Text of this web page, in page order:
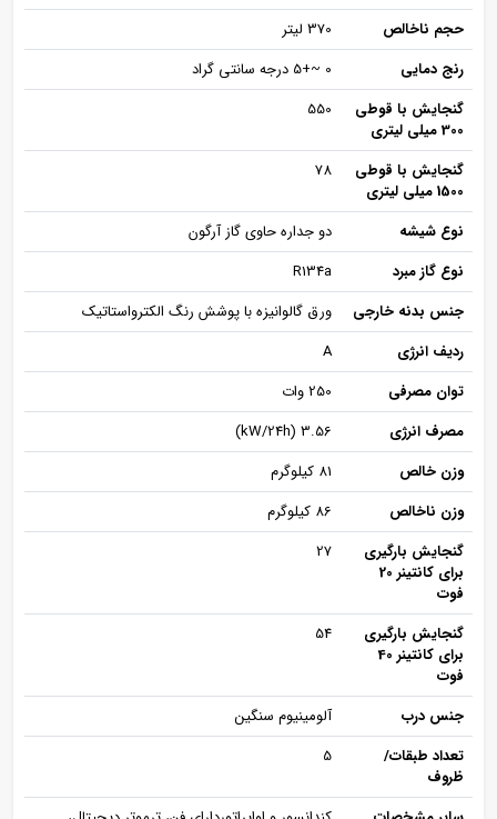
حجم ناخالص
370 لیتر
رنج دمایی
0 ~+5 درجه سانتی گراد
گنجایش با قوطی
300 میلی لیتری
550
گنجایش با قوطی
1500 میلی لیتری
78
نوع شیشه
دو جداره حاوی گاز آرگون
نوع گاز مبرد
R134a
جنس بدنه خارجی
ورق گالوانیزه با پوشش رنگ الکترواستاتیک
ردیف انرژی
A
توان مصرفی
250 وات
مصرف انرژی
3.56 (kW/24h)
وزن خالص
81 کیلوگرم
وزن ناخالص
86 کیلوگرم
گنجایش بارگیری
برای کانتینر 20
فوت
27
گنجایش بارگیری
برای کانتینر 40
فوت
54
جنس درب
آلومینیوم سنگین
تعداد طبقات/
ظروف
5